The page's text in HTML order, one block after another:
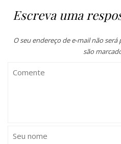
Escreva uma
O seu endereço de e-mail não será
são